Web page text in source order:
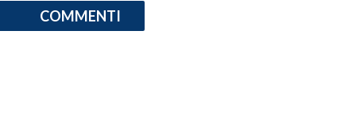
COMMENTI